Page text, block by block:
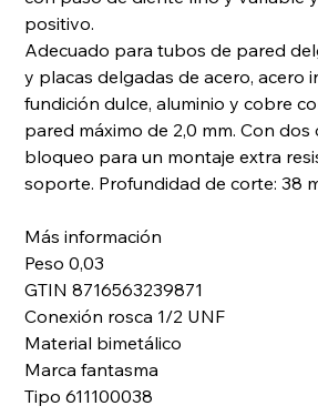
positivo.
Adecuado para tubos de pared
y placas delgadas de acero, acero
fundición dulce, aluminio y cobre
pared máximo de 2,0 mm. Con dos
bloqueo para un montaje extra
soporte. Profundidad de corte: 38
Más información
Peso 0,03
GTIN 8716563239871
Conexión rosca 1/2 UNF
Material bimetálico
Marca fantasma
Tipo 611100038